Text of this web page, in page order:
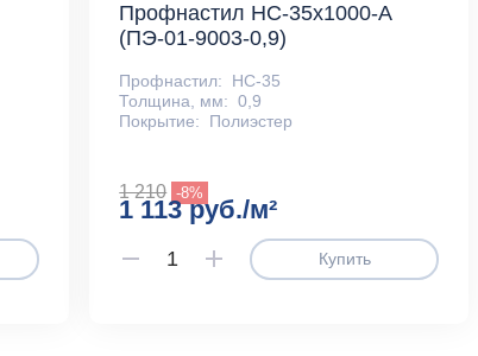
Профнастил НС-35x1000-A
(ПЭ-01-9003-0,9)
Профнастил:
НС-35
Толщина, мм: 0,9
Покрытие:
Полиэстер
1 210 -8%
1 113 руб./м²
Купить